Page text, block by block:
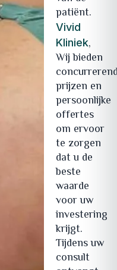
patiënt.
Vivid
Kliniek,
Wij bieden
prijzen en
persoonlijke
offertes
om ervoor
te zorgen
dat u de
beste
waarde
voor uw
investering
krijgt.
Tijdens uw
consult